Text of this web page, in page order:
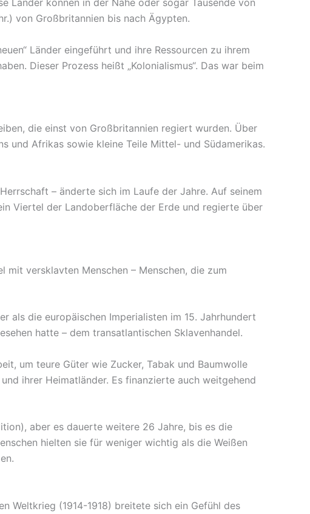
Länder können in der Nähe oder sogar Tausende von
von Großbritannien bis nach Ägypten.
Länder eingeführt und ihre Ressourcen zu ihrem
Dieser Prozess heißt „Kolonialismus“. Das war beim
die einst von Großbritannien regiert wurden. Über
und Afrikas sowie kleine Teile Mittel- und Südamerikas.
– änderte sich im Laufe der Jahre. Auf seinem
Viertel der Landoberfläche der Erde und regierte über
mit versklavten Menschen – Menschen, die zum
als die europäischen Imperialisten im 15. Jahrhundert
hatte – dem transatlantischen Sklavenhandel.
um teure Güter wie Zucker, Tabak und Baumwolle
ihrer Heimatländer. Es finanzierte auch weitgehend
aber es dauerte weitere 26 Jahre, bis es die
hielten sie für weniger wichtig als die Weißen
Weltkrieg (1914-1918) breitete sich ein Gefühl des